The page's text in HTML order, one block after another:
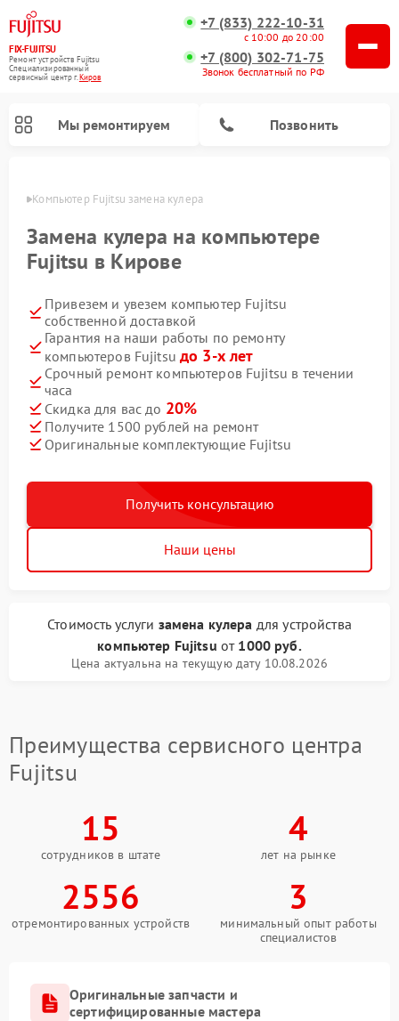
FIX-FUJITSU
Ремонт устройств Fujitsu
Специализированный
cервисный центр г.Киров
+7 (833) 222-10-31
с 10:00 до 20:00
+7 (800) 302-71-75
Звонок бесплатный по РФ
Мы ремонтируем Позвонить
Компьютер Fujitsu замена кулера
Замена кулера на компьютере
Fujitsu в Кирове
Привезем и увезем компьютер Fujitsu
собственной доставкой
Гарантия на наши работы по ремонту
компьютеров Fujitsuдо 3-х лет
Срочный ремонт компьютеров Fujitsu в течении
часа
Скидка для вас до 20%
Получите 1500 рублей на ремонт
Оригинальные комплектующие Fujitsu
Получить консультацию
Наши цены
Стоимость услуги замена кулера для устройства
компьютер Fujitsu от 1000 руб.
Цена актуальна на текущую дату 10.08.2026
Преимущества сервисного центра
Fujitsu
15
сотрудников в штате
4
лет на рынке
2556
отремонтированных устройств
3
минимальный опыт работы
специалистов
Оригинальные запчасти и
сертифицированные мастера